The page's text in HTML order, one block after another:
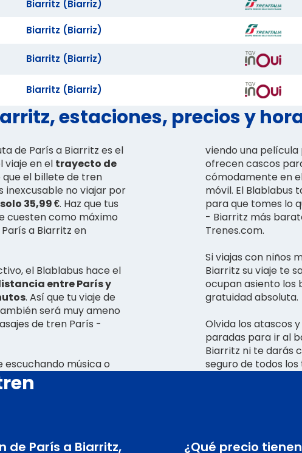
Biarritz (Biarriz)
Biarritz (Biarriz)
Biarritz (Biarriz)
Biarritz (Biarriz)
estaciones, precios y
de París a Biarritz es el
viaje en el trayecto de
que el billete de tren
inexcusable no viajar por
35,99 €. Haz que tus
cuesten como máximo
a Biarritz en
el Blablabus hace el
entre París y
. Así que tu viaje de
será muy ameno
de tren París -
escuchando música o
viendo una
ofrecen cascos
cómodamente en
móvil. El
para que tomes lo
- Biarritz más
Trenes.com.
Si viajas con niños
Biarritz su viaje te
ocupan asiento los
gratuidad absoluta.
Olvida los atascos
paradas para ir al
Biarritz ni te darás
seguro de todos
de París a Biarritz, ¿Qué precio